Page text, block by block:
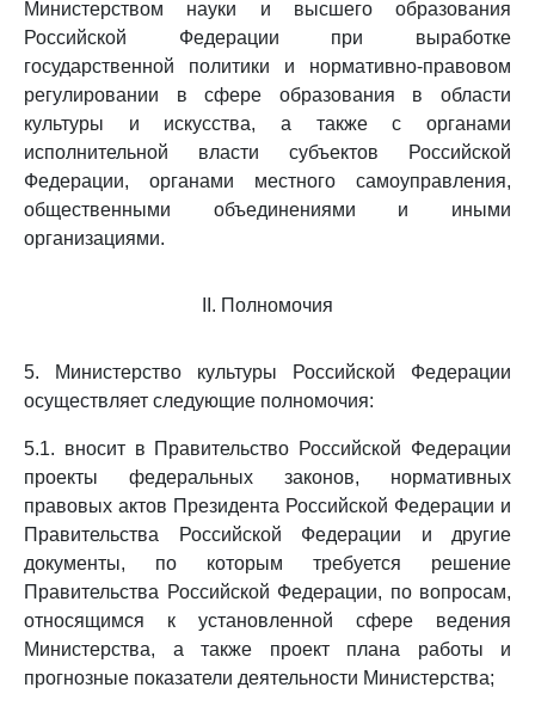
Министерством науки и высшего образования
Российской Федерации при выработке
государственной политики и нормативно-правовом
регулировании в сфере образования в области
культуры и искусства, а также с органами
исполнительной власти субъектов Российской
Федерации, органами местного самоуправления,
общественными объединениями и иными
организациями.
II. Полномочия
5. Министерство культуры Российской Федерации
осуществляет следующие полномочия:
5.1. вносит в Правительство Российской Федерации
проекты федеральных законов, нормативных
правовых актов Президента Российской Федерации и
Правительства Российской Федерации и другие
документы, по которым требуется решение
Правительства Российской Федерации, по вопросам,
относящимся к установленной сфере ведения
Министерства, а также проект плана работы и
прогнозные показатели деятельности Министерства;